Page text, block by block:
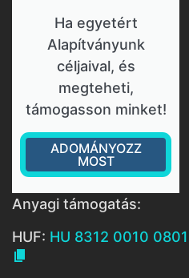
Ha egyetért
Alapítványunk
céljaival, és
megteheti,
támogasson minket!
ADOMÁNYOZZ
MOST
Anyagi támogatás:
HUF: HU 8312 0010
